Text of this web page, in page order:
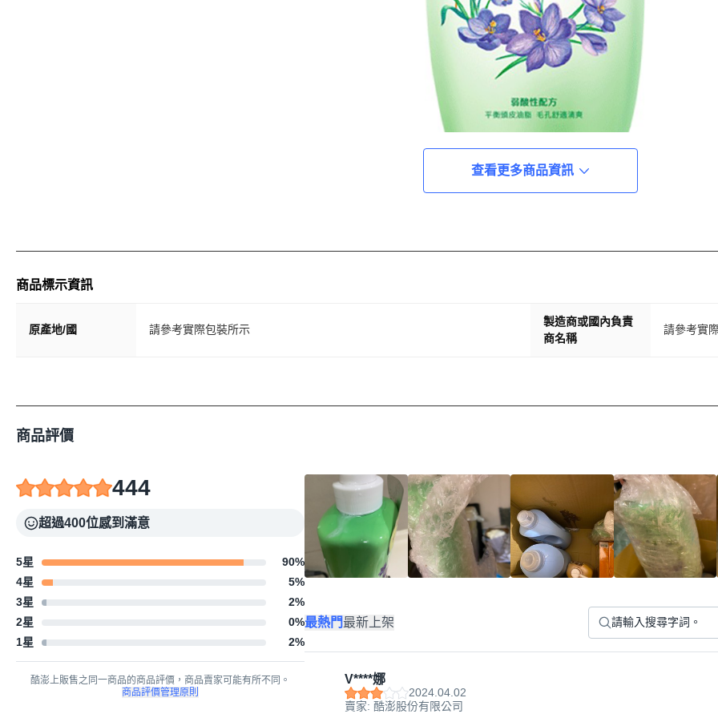
查看更多商品資訊
商品標示資訊
原產地/國 請參考實際包裝所示
製造商或國內負責
商名稱
請參考實
商品評價
444
超過400位感到滿意
5星 90%
4星
5%
3星
2%
2星
0%
1星
2%
酷澎上販售之同一商品的商品評價，商品賣家可能有所不同。
商品評價管理原則
最熱門最新上架
V****娜
2024.04.02
賣家: 酷澎股份有限公司